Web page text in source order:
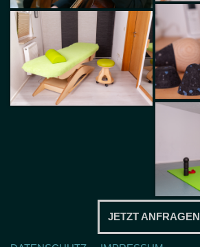
JETZT ANFRAGEN